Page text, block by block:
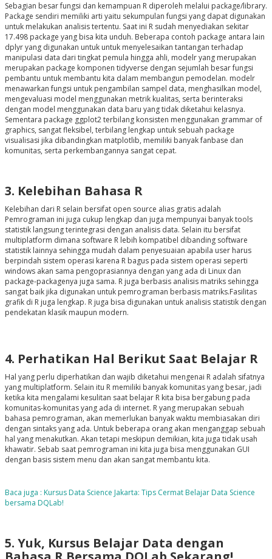
Sebagian besar fungsi dan kemampuan R diperoleh melalui package/library.
Package sendiri memiliki arti yaitu sekumpulan fungsi yang dapat digunakan
untuk melakukan analisis tertentu. Saat ini R sudah menyediakan sekitar
17.498 package yang bisa kita unduh. Beberapa contoh package antara lain
dplyr yang digunakan untuk untuk menyelesaikan tantangan terhadap
manipulasi data dari tingkat pemula hingga ahli, modelr yang merupakan
merupakan package komponen tidyverse dengan sejumlah besar fungsi
pembantu untuk membantu kita dalam membangun pemodelan. modelr
menawarkan fungsi untuk pengambilan sampel data, menghasilkan model,
mengevaluasi model menggunakan metrik kualitas, serta berinteraksi
dengan model menggunakan data baru yang tidak diketahui kelasnya.
Sementara package ggplot2 terbilang konsisten menggunakan grammar of
graphics, sangat fleksibel, terbilang lengkap untuk sebuah package
visualisasi jika dibandingkan matplotlib, memiliki banyak fanbase dan
komunitas, serta perkembangannya sangat cepat.
3. Kelebihan Bahasa R
Kelebihan dari R selain bersifat open source alias gratis adalah
Pemrograman ini juga cukup lengkap dan juga mempunyai banyak tools
statistik langsung terintegrasi dengan analisis data. Selain itu bersifat
multiplatform dimana software R lebih kompatibel dibanding software
statistik lainnya sehingga mudah dalam penyesuaian apabila user harus
berpindah sistem operasi karena R bagus pada sistem operasi seperti
windows akan sama pengoprasiannya dengan yang ada di Linux dan
package-packagenya juga sama. R juga berbasis analisis matriks sehingga
sangat baik jika digunakan untuk pemrograman berbasis matriks.Fasilitas
grafik di R juga lengkap. R juga bisa digunakan untuk analisis statistik dengan
pendekatan klasik maupun modern.
4. Perhatikan Hal Berikut Saat Belajar R
Hal yang perlu diperhatikan dan wajib diketahui mengenai R adalah sifatnya
yang multiplatform. Selain itu R memiliki banyak komunitas yang besar, jadi
ketika kita mengalami kesulitan saat belajar R kita bisa bergabung pada
komunitas-komunitas yang ada di internet. R yang merupakan sebuah
bahasa pemrograman, akan memerlukan banyak waktu membiasakan diri
dengan sintaks yang ada. Untuk beberapa orang akan menganggap sebuah
hal yang menakutkan. Akan tetapi meskipun demikian, kita juga tidak usah
khawatir. Sebab saat pemrograman ini kita juga bisa menggunakan GUI
dengan basis sistem menu dan akan sangat membantu kita.
Baca juga : Kursus Data Science Jakarta: Tips Cermat Belajar Data Science
bersama DQLab!
5. Yuk, Kursus Belajar Data dengan